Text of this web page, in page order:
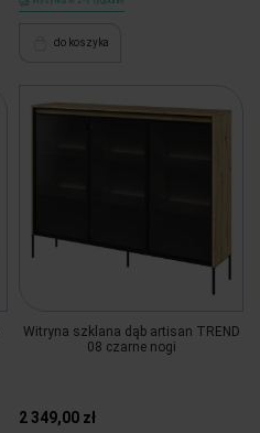
do koszyka
Witryna szklana dąb artisan TREND
08 czarne nogi
2 349,00 zł